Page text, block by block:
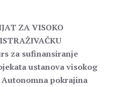
ZA VISOKO
za sufinansiranje
ustanova visokog
pokrajina